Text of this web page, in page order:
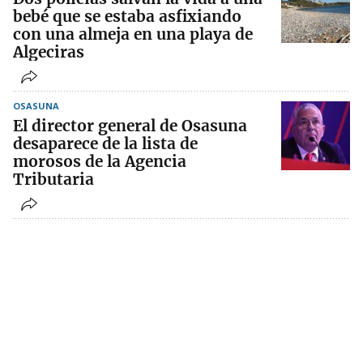
bebé que se estaba asfixiando
con una almeja en una playa de
Algeciras
OSASUNA
El director general de Osasuna
desaparece de la lista de
morosos de la Agencia
Tributaria